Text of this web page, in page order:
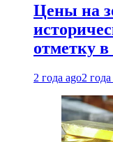
Цены на
отметку
2 года ago2